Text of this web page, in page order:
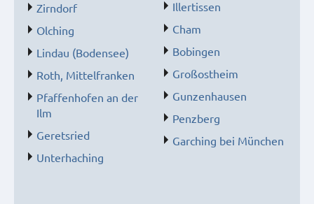
Zirndorf
Olching
Lindau (Bodensee)
Roth, Mittelfranken
Pfaffenhofen an der
Ilm
Geretsried
Unterhaching
Illertissen
Cham
Bobingen
Großostheim
Gunzenhausen
Penzberg
Garching bei München